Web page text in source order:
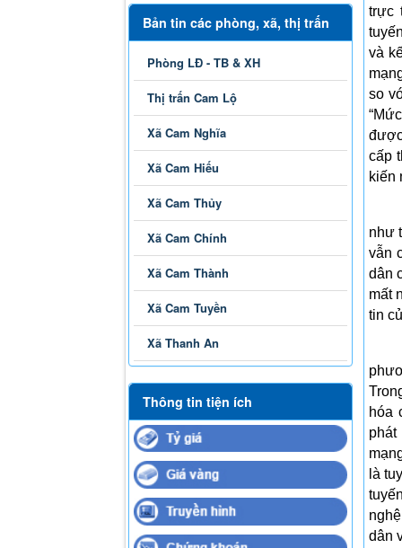
Bản tin các phòng, xã, thị trấn
Phòng LĐ - TB & XH
Thị trấn Cam Lộ
Xã Cam Nghĩa
Xã Cam Hiếu
Xã Cam Thủy
Xã Cam Chính
Xã Cam Thành
Xã Cam Tuyền
Xã Thanh An
Thông tin tiện ích
trực
và
so
cấp
kiến
như
vẫn
dân
mất
tin
hóa
là
dân